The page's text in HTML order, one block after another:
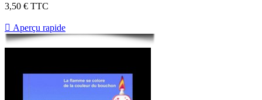
3,50 € TTC
 Aperçu rapide